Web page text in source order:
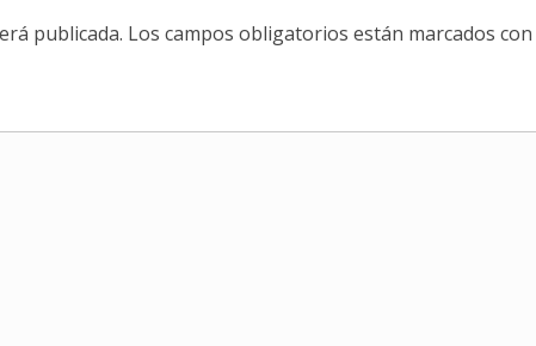
publicada. Los campos obligatorios están marcados con